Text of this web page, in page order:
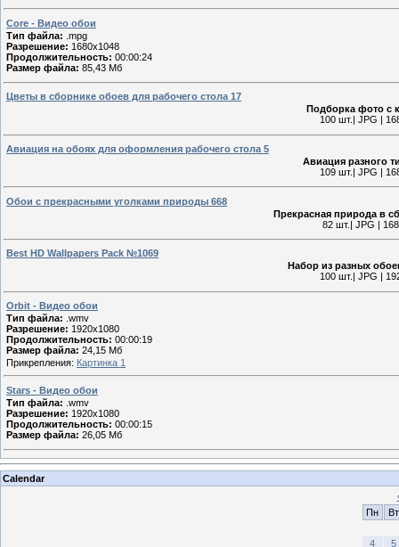
Core - Видео обои
Тип файла: .mpg
Разрешение: 1680x1048
Продолжительность: 00:00:24
Размер файла: 85,43 Мб
Цветы в сборнике обоев для рабочего стола 17
Подборка фото с
100 шт.| JPG |
Авиация на обоях для оформления рабочего стола 5
Авиация разного
109 шт.| JPG |
Обои с прекрасными уголками природы 668
Прекрасная природа в
82 шт.| JPG |
Best HD Wallpapers Pack №1069
Набор из разных
100 шт.| JPG |
Orbit - Видео обои
Тип файла: .wmv
Разрешение: 1920x1080
Продолжительность: 00:00:19
Размер файла: 24,15 Мб
Прикрепления: Картинка 1
Stars - Видео обои
Тип файла: .wmv
Разрешение: 1920x1080
Продолжительность: 00:00:15
Размер файла: 26,05 Мб
Calendar
Пн
Вт
4
5